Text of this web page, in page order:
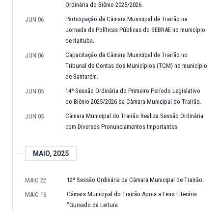
Ordinária do Biênio 2025/2026.
JUN 06
Participação da Câmara Municipal de Trairão na
Jornada de Políticas Públicas do SEBRAE no município
de Itaituba.
JUN 06
Capacitação da Câmara Municipal de Trairão no
Tribunal de Contas dos Municípios (TCM) no município
de Santarém.
JUN 05
14ª Sessão Ordinária do Primeiro Período Legislativo
do Biênio 2025/2026 da Câmara Municipal do Trairão.
JUN 05
Câmara Municipal do Trairão Realiza Sessão Ordinária
com Diversos Pronunciamentos Importantes
MAIO, 2025
MAIO 22
12ª Sessão Ordinária da Câmara Municipal de Trairão.
MAIO 16
Câmara Municipal do Trairão Apoia a Feira Literária
“Guisado da Leitura